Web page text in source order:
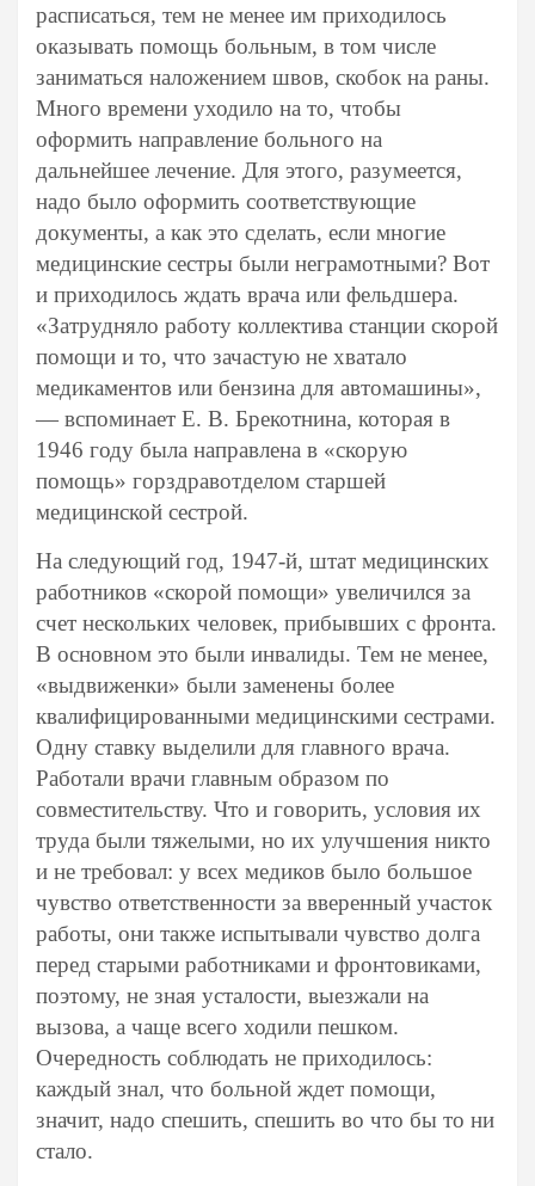
расписаться, тем не менее им приходилось
оказывать помощь больным, в том числе
заниматься наложением швов, скобок на раны.
Много времени уходило на то, чтобы
оформить направление больного на
дальнейшее лечение. Для этого, разумеется,
надо было оформить соответствующие
документы, а как это сделать, если многие
медицинские сестры были неграмотными? Вот
и приходилось ждать врача или фельдшера.
«Затрудняло работу коллектива станции скорой
помощи и то, что зачастую не хватало
медикаментов или бензина для автомашины»,
— вспоминает Е. В. Брекотнина, которая в
1946 году была направлена в «скорую
помощь» горздравотделом старшей
медицинской сестрой.
На следующий год, 1947-й, штат медицинских
работников «скорой помощи» увеличился за
счет нескольких человек, прибывших с фронта.
В основном это были инвалиды. Тем не менее,
«выдвиженки» были заменены более
квалифицированными медицинскими сестрами.
Одну ставку выделили для главного врача.
Работали врачи главным образом по
совместительству. Что и говорить, условия их
труда были тяжелыми, но их улучшения никто
и не требовал: у всех медиков было большое
чувство ответственности за вверенный участок
работы, они также испытывали чувство долга
перед старыми работниками и фронтовиками,
поэтому, не зная усталости, выезжали на
вызова, а чаще всего ходили пешком.
Очередность соблюдать не приходилось:
каждый знал, что больной ждет помощи,
значит, надо спешить, спешить во что бы то ни
стало.